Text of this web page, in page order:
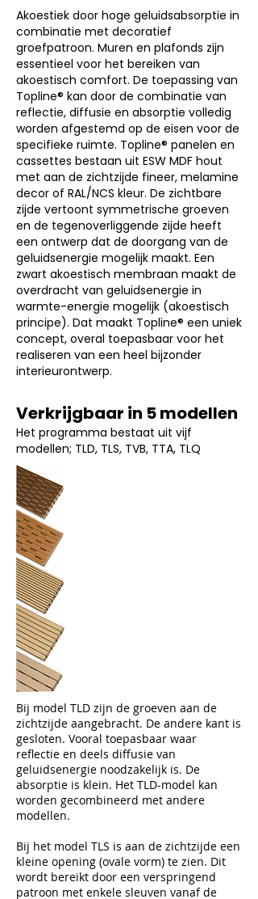
Akoestiek door hoge geluidsabsorptie in
combinatie met decoratief
groefpatroon. Muren en plafonds zijn
essentieel voor het bereiken van
akoestisch comfort. De toepassing van
Topline® kan door de combinatie van
reflectie, diffusie en absorptie volledig
worden afgestemd op de eisen voor de
specifieke ruimte. Topline® panelen en
cassettes bestaan ​​uit ESW MDF hout
met aan de zichtzijde fineer, melamine
decor of RAL/NCS kleur. De zichtbare
zijde vertoont symmetrische groeven
en de tegenoverliggende zijde heeft
een ontwerp dat de doorgang van de
geluidsenergie mogelijk maakt. Een
zwart akoestisch membraan maakt de
overdracht van geluidsenergie in
warmte-energie mogelijk (akoestisch
principe). Dat maakt Topline® een uniek
concept, overal toepasbaar voor het
realiseren van een heel bijzonder
interieurontwerp.
Verkrijgbaar in 5 modellen
Het programma bestaat uit vijf
modellen; TLD, TLS, TVB, TTA, TLQ
Bij model TLD zijn de groeven aan de
zichtzijde aangebracht. De andere kant is
gesloten. Vooral toepasbaar waar
reflectie en deels diffusie van
geluidsenergie noodzakelijk is. De
absorptie is klein. Het TLD-model kan
worden gecombineerd met andere
modellen.
Bij het model TLS is aan de zichtzijde een
kleine opening (ovale vorm) te zien. Dit
wordt bereikt door een verspringend
patroon met enkele sleuven vanaf de